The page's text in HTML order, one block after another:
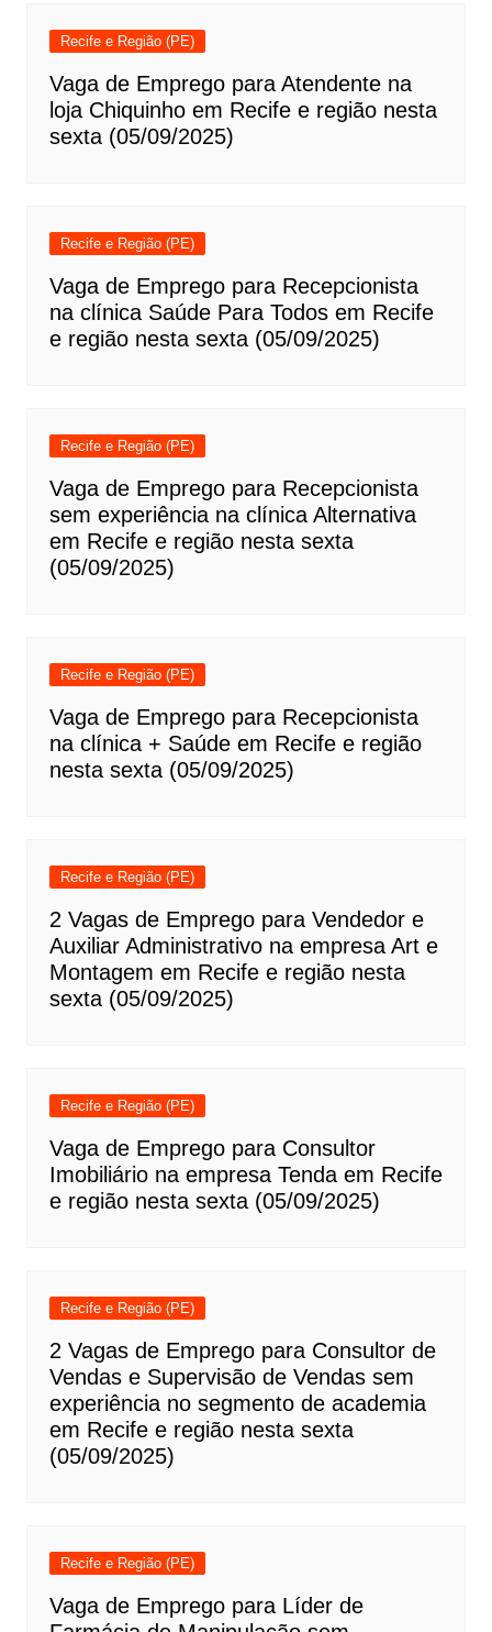
Recife e Região (PE)
Vaga de Emprego para Atendente na
loja Chiquinho em Recife e região nesta
sexta (05/09/2025)
Recife e Região (PE)
Vaga de Emprego para Recepcionista
na clínica Saúde Para Todos em Recife
e região nesta sexta (05/09/2025)
Recife e Região (PE)
Vaga de Emprego para Recepcionista
sem experiência na clínica Alternativa
em Recife e região nesta sexta
(05/09/2025)
Recife e Região (PE)
Vaga de Emprego para Recepcionista
na clínica + Saúde em Recife e região
nesta sexta (05/09/2025)
Recife e Região (PE)
2 Vagas de Emprego para Vendedor e
Auxiliar Administrativo na empresa Art e
Montagem em Recife e região nesta
sexta (05/09/2025)
Recife e Região (PE)
Vaga de Emprego para Consultor
Imobiliário na empresa Tenda em Recife
e região nesta sexta (05/09/2025)
Recife e Região (PE)
2 Vagas de Emprego para Consultor de
Vendas e Supervisão de Vendas sem
experiência no segmento de academia
em Recife e região nesta sexta
(05/09/2025)
Recife e Região (PE)
Vaga de Emprego para Líder de